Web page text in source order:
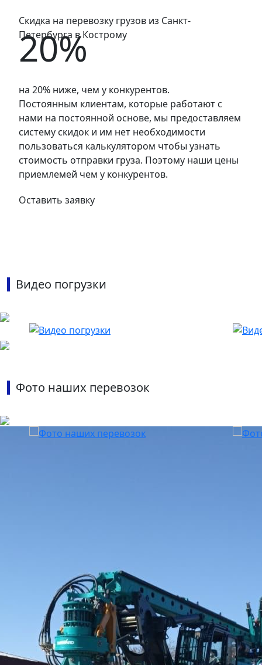
Скидка на перевозку грузов из Санкт-
Петербурга в Кострому
20%
на 20% ниже, чем у конкурентов.
Постоянным клиентам, которые работают с
нами на постоянной основе, мы предоставляем
систему скидок и им нет необходимости
пользоваться калькулятором чтобы узнать
стоимость отправки груза. Поэтому наши цены
приемлемей чем у конкурентов.
Оставить заявку
Видео погрузки
Фото наших перевозок